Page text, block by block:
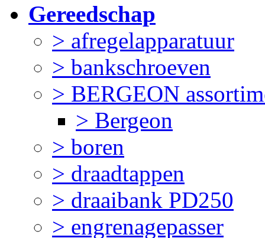
Gereedschap
> afregelapparatuur
> bankschroeven
> BERGEON
> Bergeon
> boren
> draadtappen
> draaibank PD250
> engrenagepasser